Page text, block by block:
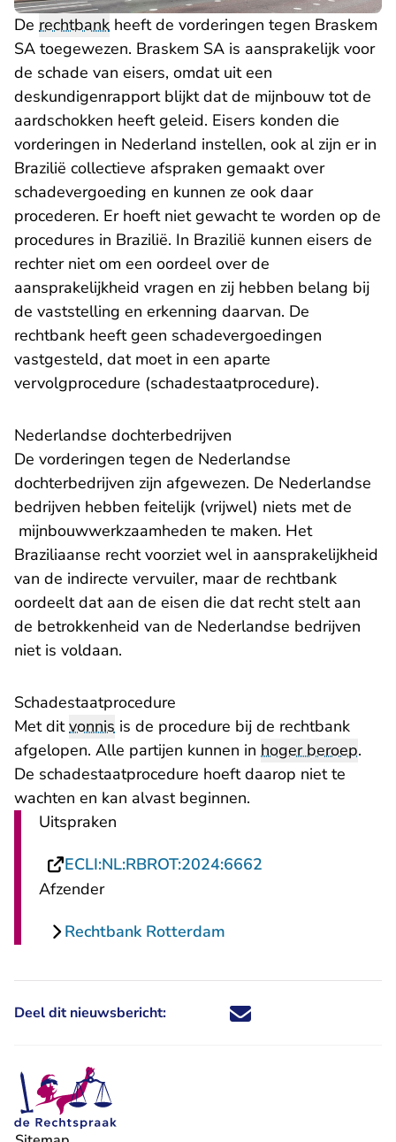
De rechtbank heeft de vorderingen tegen Braskem
SA toegewezen. Braskem SA is aansprakelijk voor
de schade van eisers, omdat uit een
deskundigenrapport blijkt dat de mijnbouw tot de
aardschokken heeft geleid. Eisers konden die
vorderingen in Nederland instellen, ook al zijn er in
Brazilië collectieve afspraken gemaakt over
schadevergoeding en kunnen ze ook daar
procederen. Er hoeft niet gewacht te worden op de
procedures in Brazilië. In Brazilië kunnen eisers de
rechter niet om een oordeel over de
aansprakelijkheid vragen en zij hebben belang bij
de vaststelling en erkenning daarvan. De
rechtbank heeft geen schadevergoedingen
vastgesteld, dat moet in een aparte
vervolgprocedure (schadestaatprocedure).
Nederlandse dochterbedrijven
De vorderingen tegen de Nederlandse
dochterbedrijven zijn afgewezen. De Nederlandse
bedrijven hebben feitelijk (vrijwel) niets met de
mijnbouwwerkzaamheden te maken. Het
Braziliaanse recht voorziet wel in aansprakelijkheid
van de indirecte vervuiler, maar de rechtbank
oordeelt dat aan de eisen die dat recht stelt aan
de betrokkenheid van de Nederlandse bedrijven
niet is voldaan.
Schadestaatprocedure
Met ditvonnis is de procedure bij de rechtbank
afgelopen. Alle partijen kunnen in hoger beroep.
De schadestaatprocedure hoeft daarop niet te
wachten en kan alvast beginnen.
Uitspraken
ECLI:NL:RBROT:2024:6662
Afzender
Rechtbank Rotterdam
Deel dit nieuwsbericht: Deel dit nieuwsbericht via X -
Deel dit nieuwsbericht via
Deel dit nieuwsbericht
Deel dit